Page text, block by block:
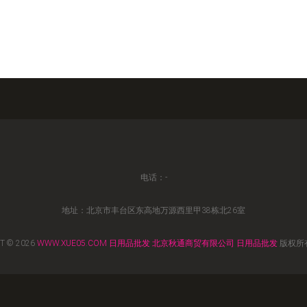
电话：-
地址：北京市丰台区东高地万源西里甲38栋北26室
© 2026 WWW.XUE05.COM 日用品批发 北京秋通商贸有限公司 日用品批发 版权所